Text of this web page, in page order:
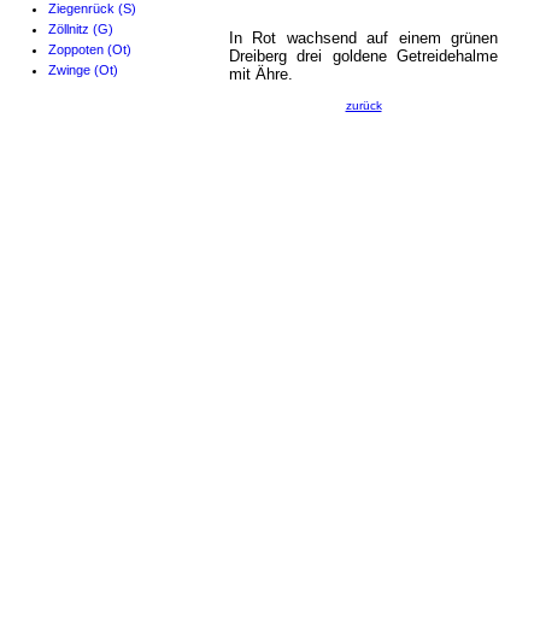
Ziegenrück (S)
Zöllnitz (G)
Zoppoten (Ot)
Zwinge (Ot)
In Rot wachsend auf einem grünen
Dreiberg drei goldene Getreidehalme
mit Ähre.
zurück